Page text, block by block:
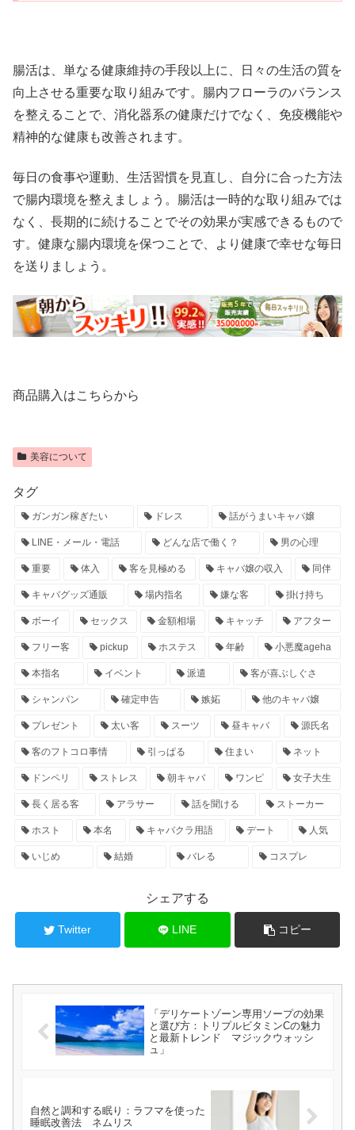
腸活は、単なる健康維持の手段以上に、日々の生活の質を
向上させる重要な取り組みです。腸内フローラのバランス
を整えることで、消化器系の健康だけでなく、免疫機能や
精神的な健康も改善されます。
毎日の食事や運動、生活習慣を見直し、自分に合った方法
で腸内環境を整えましょう。腸活は一時的な取り組みでは
なく、長期的に続けることでその効果が実感できるもので
す。健康な腸内環境を保つことで、より健康で幸せな毎日
を送りましょう。
商品購入はこちらから
美容について
タグ
ガンガン稼ぎたい ドレス 話がうまいキャバ嬢
LINE・メール・電話 どんな店で働く？ 男の心理
重要 体入 客を見極める キャバ嬢の収入 同伴
キャバグッズ通販 場内指名 嫌な客 掛け持ち
ボーイ セックス 金額相場 キャッチ アフター
フリー客 pickup ホステス 年齢 小悪魔ageha
本指名 イベント 派遣 客が喜ぶしぐさ
シャンパン 確定申告 嫉妬 他のキャバ嬢
プレゼント 太い客 スーツ 昼キャバ 源氏名
客のフトコロ事情 引っぱる 住まい ネット
ドンペリ ストレス 朝キャバ ワンピ 女子大生
長く居る客 アラサー 話を聞ける ストーカー
ホスト 本名 キャバクラ用語 デート 人気
いじめ 結婚 バレる コスプレ
シェアする
Twitter LINE コピー
「デリケートゾーン専用ソープの効果
と選び方：トリプルビタミンCの魅力
と最新トレンド マジックウォッシ
ュ」
自然と調和する眠り：ラフマを使った
睡眠改善法 ネムリス